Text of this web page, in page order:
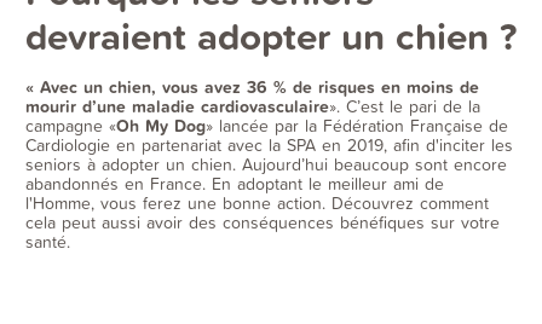
devraient adopter un chien ?
« Avec un chien, vous avez 36 % de risques en moins de
mourir d’une maladie cardiovasculaire». C’est le pari de la
campagne «Oh My Dog» lancée par la Fédération Française de
Cardiologie en partenariat avec la SPA en 2019, afin d'inciter les
seniors à adopter un chien. Aujourd’hui beaucoup sont encore
abandonnés en France. En adoptant le meilleur ami de
l'Homme, vous ferez une bonne action. Découvrez comment
cela peut aussi avoir des conséquences bénéfiques sur votre
santé.